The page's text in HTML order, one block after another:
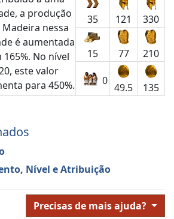
a produção
Madeira nessa
é aumentada
165%. No nível
este valor
para 450%.
35 121 330
15 77 210
0
49.5 135
Nível e Atribuição
Precisas de mais ajuda?